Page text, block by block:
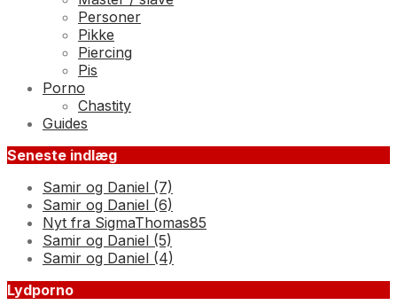
Personer
Pikke
Piercing
Pis
Porno
Chastity
Guides
Seneste indlæg
Samir og Daniel (7)
Samir og Daniel (6)
Nyt fra SigmaThomas85
Samir og Daniel (5)
Samir og Daniel (4)
Lydporno